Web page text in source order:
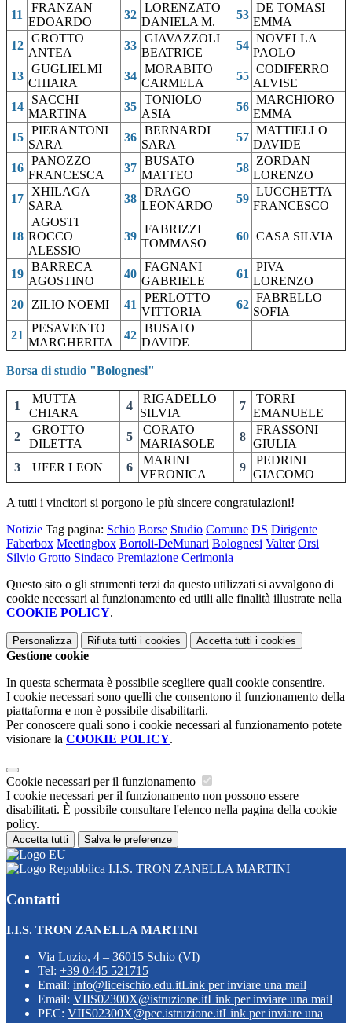
11
FRANZAN
EDOARDO
32
LORENZATO
DANIELA M.
53
DE TOMASI
EMMA
12
GROTTO
ANTEA
33
GIAVAZZOLI
BEATRICE
54
NOVELLA
PAOLO
13
GUGLIELMI
CHIARA
34
MORABITO
CARMELA
55
CODIFERRO
ALVISE
14
SACCHI
MARTINA
35
TONIOLO
ASIA
56
MARCHIORO
EMMA
15
PIERANTONI
SARA
36
BERNARDI
SARA
57
MATTIELLO
DAVIDE
16
PANOZZO
FRANCESCA
37
BUSATO
MATTEO
58
ZORDAN
LORENZO
17
XHILAGA
SARA
38
DRAGO
LEONARDO
59
LUCCHETTA
FRANCESCO
18
AGOSTI
ROCCO
ALESSIO
39
FABRIZZI
TOMMASO
60 CASA SILVIA
19
BARRECA
AGOSTINO
40
FAGNANI
GABRIELE
61
PIVA
LORENZO
20
ZILIO NOEMI 41
PERLOTTO
VITTORIA
62
FABRELLO
SOFIA
21
PESAVENTO
MARGHERITA
42
BUSATO
DAVIDE
Borsa di studio "Bolognesi"
1
MUTTA
CHIARA
4
RIGADELLO
SILVIA
7
TORRI
EMANUELE
2
GROTTO
DILETTA
5
CORATO
MARIASOLE
8
FRASSONI
GIULIA
3
UFER LEON 6
MARINI
VERONICA
9
PEDRINI
GIACOMO
A tutti i vincitori si porgono le più sincere congratulazioni!
Notizie Tag pagina: Schio Borse Studio Comune DS Dirigente
Faberbox Meetingbox Bortoli-DeMunari Bolognesi Valter Orsi
Silvio Grotto Sindaco Premiazione Cerimonia
Questo sito o gli strumenti terzi da questo utilizzati si avvalgono di
cookie necessari al funzionamento ed utili alle finalità illustrate nella
COOKIE POLICY.
Personalizza Rifiuta tutti i cookies Accetta tutti i cookies
Gestione cookie
In questa schermata è possibile scegliere quali cookie consentire.
I cookie necessari sono quelli che consentono il funzionamento della
piattaforma e non è possibile disabilitarli.
Per conoscere quali sono i cookie necessari al funzionamento potete
visionare la COOKIE POLICY.
Cookie necessari per il funzionamento
I cookie necessari per il funzionamento non possono essere
disabilitati. È possibile consultare l'elenco nella pagina della cookie
policy.
Accetta tutti Salva le preferenze
I.I.S. TRON ZANELLA MARTINI
Contatti
I.I.S. TRON ZANELLA MARTINI
Via Luzio, 4 – 36015 Schio (VI)
Tel: +39 0445 521715
Email: info@liceischio.edu.itLink per inviare una mail
Email: VIIS02300X@istruzione.itLink per inviare una mail
PEC: VIIS02300X@pec.istruzione.itLink per inviare una